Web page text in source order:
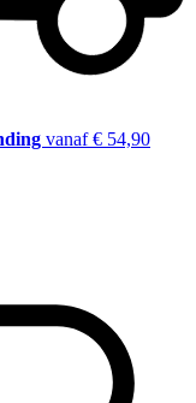
vanaf € 54,90